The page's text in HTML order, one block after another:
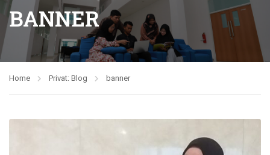
BANNER
Home Privat: Blog banner